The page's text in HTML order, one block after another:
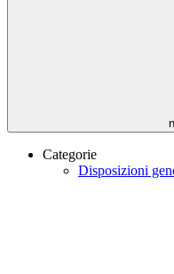
Categorie
Disposizioni